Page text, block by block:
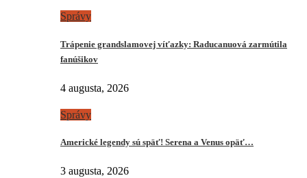
Správy
Trápenie grandslamovej víťazky: Raducanuová zarmútila
fanúšikov
4 augusta, 2026
Správy
Americké legendy sú späť! Serena a Venus opäť…
3 augusta, 2026